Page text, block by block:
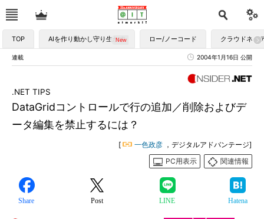
TOP AIを作り動かし守り生かす ロー/ノーコード クラウドネイ
連載 2004年1月16日 公開
DataGridコントロールで行の追加／削除およびデ
ータ編集を禁止するには？
.NET TIPS
[ 一色政彦 ，デジタルアドバンテージ]
PC用表示
関連情報
Share Post LINE Hatena